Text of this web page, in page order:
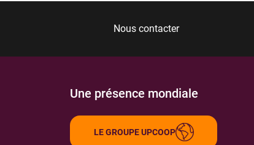
Nous contacter
Une présence mondiale
LE GROUPE UPCOOP